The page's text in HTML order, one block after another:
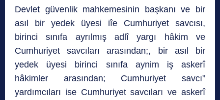
Devlet güvenlik mahkemesinin başkanı ve bir
asıl bir yedek üyesi iîe Cumhuriyet savcısı,
birinci sınıfa ayrılmış adlî yargı hâkim ve
Cumhuriyet savcıları arasından;, bir asıl bir
yedek üyesi birinci sınıfa aynim iş askerî
hâkimler arasından; Cumhuriyet savcı”
yardımcıları ise Cumhuriyet savcıları ve askerî